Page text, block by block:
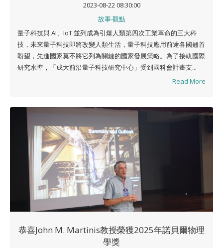
2023-08-22 08:30:00
故事‧觀點
量子科技與 AI、IoT 並列成為引爆人類第四次工業革命的三大科
技，未來量子科技即將改變人類生活，量子科技應用前途各國翹首
盼望，先進國家莫不將它列為關鍵的國家發展策略。為了接軌國際
研究水準，「成大前沿量子科技研究中心」受到國科會計畫支...
Read More
恭喜John M. Martinis教授榮獲2025年諾貝爾物理
學獎